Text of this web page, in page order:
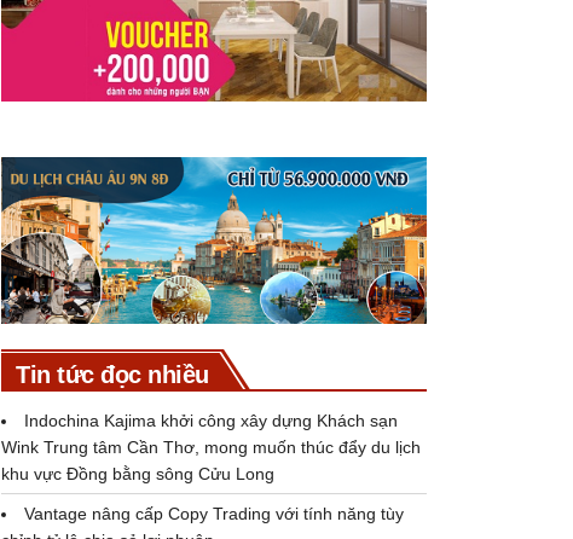
Tin tức đọc nhiều
Indochina Kajima khởi công xây dựng Khách sạn
Wink Trung tâm Cần Thơ, mong muốn thúc đẩy du lịch
khu vực Đồng bằng sông Cửu Long
Vantage nâng cấp Copy Trading với tính năng tùy